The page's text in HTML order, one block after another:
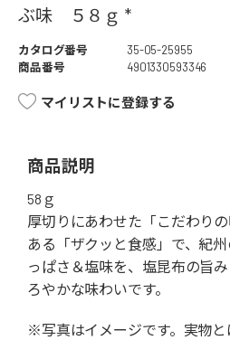
ぶ味 ５８ｇ *
カタログ番号
35-05-25955
商品番号
4901330593346
マイリストに登録する
商品説明
58ｇ
厚切りにあわせた「こだわり
ある「ザクッと食感」で、紀
っぱさ＆塩味を、塩昆布の旨
ろやかな味わいです。
※写真はイメージです。実物